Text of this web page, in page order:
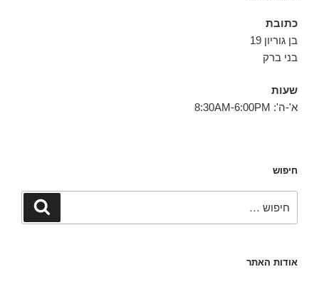
כתובת
בן גוריון 19
בני ברק
שעות
א'-ה': 8:30AM-6:00PM
חיפוש
חיפוש
אודות האתר